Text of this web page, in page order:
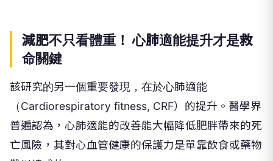
減肥不只看體重！ 心肺適能提升才是救
命關鍵
該研究的另一個重要發現，在於心肺適能
（Cardiorespiratory fitness, CRF）的提升。醫學界
普遍認為，心肺適能的改善能大幅降低肥胖帶來的死
亡風險，其對心血管健康的保護力是單靠飲食或藥物